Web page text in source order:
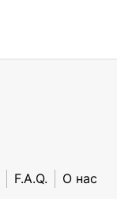
F.A.Q. О нас